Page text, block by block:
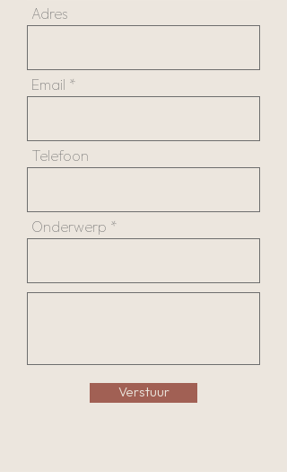
Adres
Email
Telefoon
Onderwerp
Verstuur